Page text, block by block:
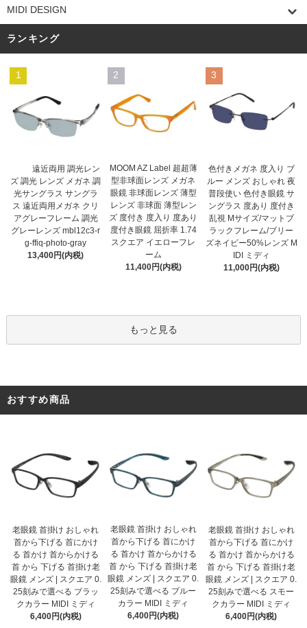
MIDI DESIGN
ランキング
1
遠近両用 調光レン
ズ 調光 レンズ メガネ 調
光サングラス サングラ
ス 遠近両用メガネ クリ
アグレーフレーム 調光
グレーレンズ mbl12c3-r
g-ffiq-photo-gray
13,400円(内税)
2
MOOM AZ Label 超超薄
型非球面レンズ メガネ
眼鏡 非球面レンズ 薄型
レンズ 非球面 薄型レン
ズ 度付き 度入り 度あり
度付き眼鏡 屈折率 1.74
スクエア イエローフレ
ーム
11,400円(内税)
3
色付きメガネ 度入り ブ
ルー メンズ おしゃれ 夜
普段使い 色付き眼鏡 サ
ングラス 度あり 度付き
乱視 Mサイズ/マットブ
ラックフレーム/ブリー
ズネイビー50%レンズ M
IDI ミディ
11,000円(内税)
もっと見る
おすすめ商品
老眼鏡 首掛け おしゃれ
首から下げる 首にかけ
る 首かけ 首からかける
首 から 下げる 首掛け老
眼鏡 メンズ | スクエア 0.
25刻みで選べる ブラッ
クカラー MIDI ミディ
6,400円(内税)
老眼鏡 首掛け おしゃれ
首から下げる 首にかけ
る 首かけ 首からかける
首 から 下げる 首掛け老
眼鏡 メンズ | スクエア 0.
25刻みで選べる ブルー
カラー MIDI ミディ
6,400円(内税)
老眼鏡 首掛け おしゃれ
首から下げる 首にかけ
る 首かけ 首からかける
首 から 下げる 首掛け老
眼鏡 メンズ | スクエア 0.
25刻みで選べる スモー
クカラー MIDI ミディ
6,400円(内税)